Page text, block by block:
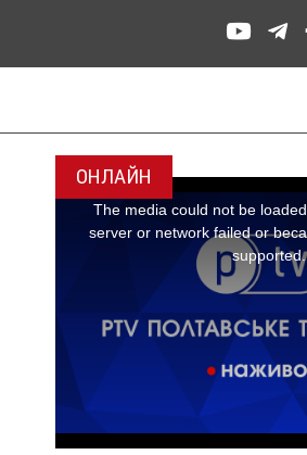
ОНЛАЙН